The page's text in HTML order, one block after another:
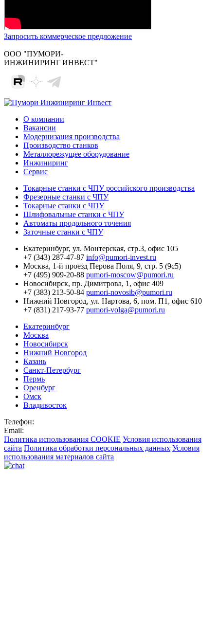
Запросить коммерческое предложение
ООО "ПУМОРИ-
ИНЖИНИРИНГ ИНВЕСТ"
О компании
Вакансии
Модернизация производства
Производство станков
Металлорежущее оборудование
Инжиниринг
Сервис
Токарные станки с ЧПУ российского производства
Фрезерные станки с ЧПУ
Токарные станки с ЧПУ
Шлифовальные станки с ЧПУ
Автоматы продольного точения
Заточные станки с ЧПУ
Екатеринбург, ул. Монтерская, стр.3, офис 105
+7 (343) 287-47-87 info@pumori-invest.ru
Москва, 1-й проезд Перова Поля, 9, стр. 5 (9с5)
+7 (495) 909-20-88 pumori-moscow@pumori.ru
Новосибирск, пр. Димитрова, 1, офис 409
+7 (383) 213-50-84 pumori-novosib@pumori.ru
Нижний Новгород, ул. Нартова, 6, пом. П1, офис 610
+7 (831) 217-93-77 pumori-volga@pumori.ru
Екатеринбург
Москва
Новосибирск
Нижний Новгород
Казань
Санкт-Петербург
Пермь
Оренбург
Омск
Владивосток
Телефон:
Email:
Политика использования COOKIE Условия использования
сайта Политика обработки персональных данных Условия
использования материалов сайта